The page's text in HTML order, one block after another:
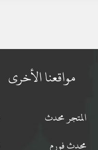
مواقعنا الأخرى
المتجر محدث
محدث فورم